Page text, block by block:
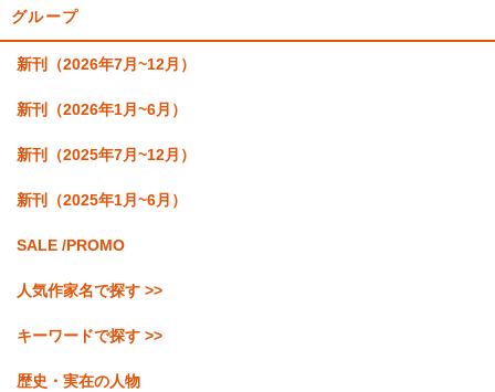
グループ
新刊（2026年7月~12月）
新刊（2026年1月~6月）
新刊（2025年7月~12月）
新刊（2025年1月~6月）
SALE /PROMO
人気作家名で探す >>
キーワードで探す >>
歴史・実在の人物